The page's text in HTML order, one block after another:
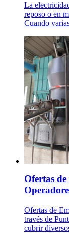
La
reposo o en
Cuando
Ofertas
Ofertas de
través de
cubrir